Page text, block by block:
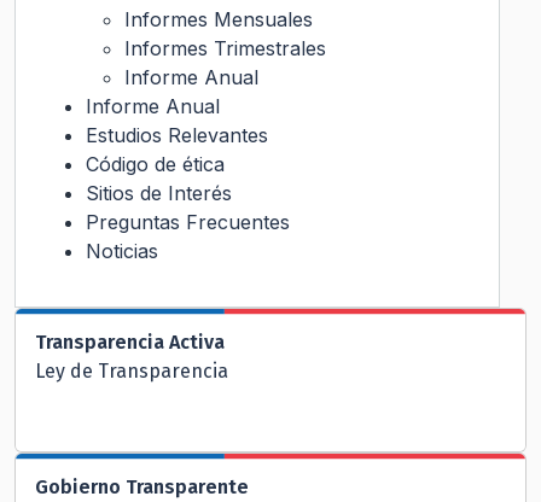
Informes Mensuales
Informes Trimestrales
Informe Anual
Informe Anual
Estudios Relevantes
Código de ética
Sitios de Interés
Preguntas Frecuentes
Noticias
Transparencia Activa
Ley de Transparencia
Gobierno Transparente